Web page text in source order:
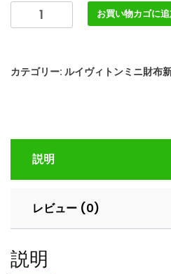
LOUIS
VUITTON
折
ポ
ト
イ
ミ
お買い物カゴに
カテゴリー: ルイヴィトンミニ財布
説明
レビュー (0)
説明